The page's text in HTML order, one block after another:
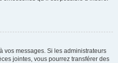
vos messages. Si les administrateurs
jointes, vous pourrez transférer des